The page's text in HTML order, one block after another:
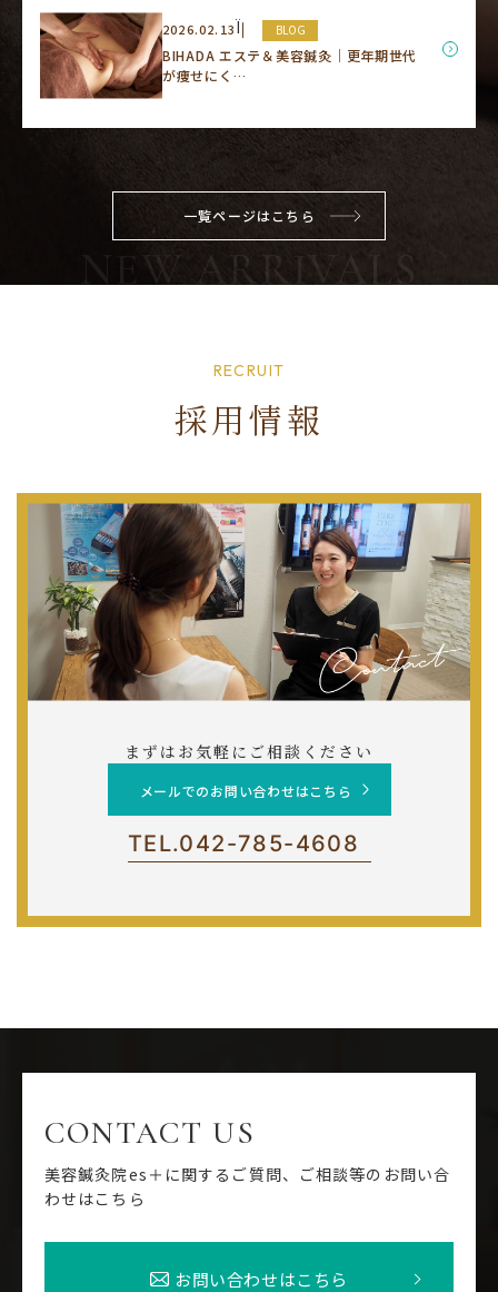
2026.02.13Ï BLOG
BIHADA エステ＆美容鍼灸｜更年期世代
が痩せにく…
一覧ページはこちら
RECRUIT
採用情報
まずはお気軽にご相談ください
メールでのお問い合わせはこちら
TEL.042-785-4608
CONTACT US
美容鍼灸院es＋に関するご質問、ご相談等のお問い合
わせはこちら
お問い合わせはこちら